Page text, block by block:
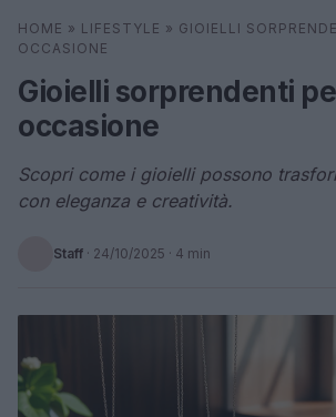
Cerca
HOME » LIFESTYLE » GIOIELLI
OCCASIONE
Gioielli sorprendenti
occasione
Scopri come i gioielli possono
con eleganza e creatività.
Staff · 24/10/2025 · 4 min